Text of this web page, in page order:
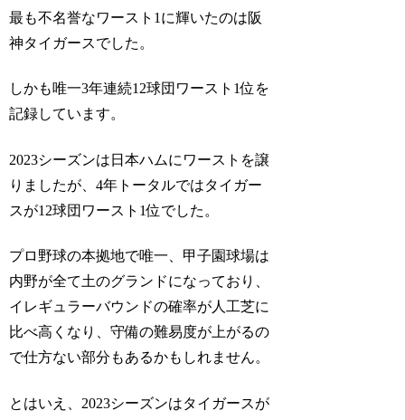
最も不名誉なワースト1に輝いたのは阪
神タイガースでした。
しかも唯一3年連続12球団ワースト1位を
記録しています。
2023シーズンは日本ハムにワーストを譲
りましたが、4年トータルではタイガー
スが12球団ワースト1位でした。
プロ野球の本拠地で唯一、甲子園球場は
内野が全て土のグランドになっており、
イレギュラーバウンドの確率が人工芝に
比べ高くなり、守備の難易度が上がるの
で仕方ない部分もあるかもしれません。
とはいえ、2023シーズンはタイガースが